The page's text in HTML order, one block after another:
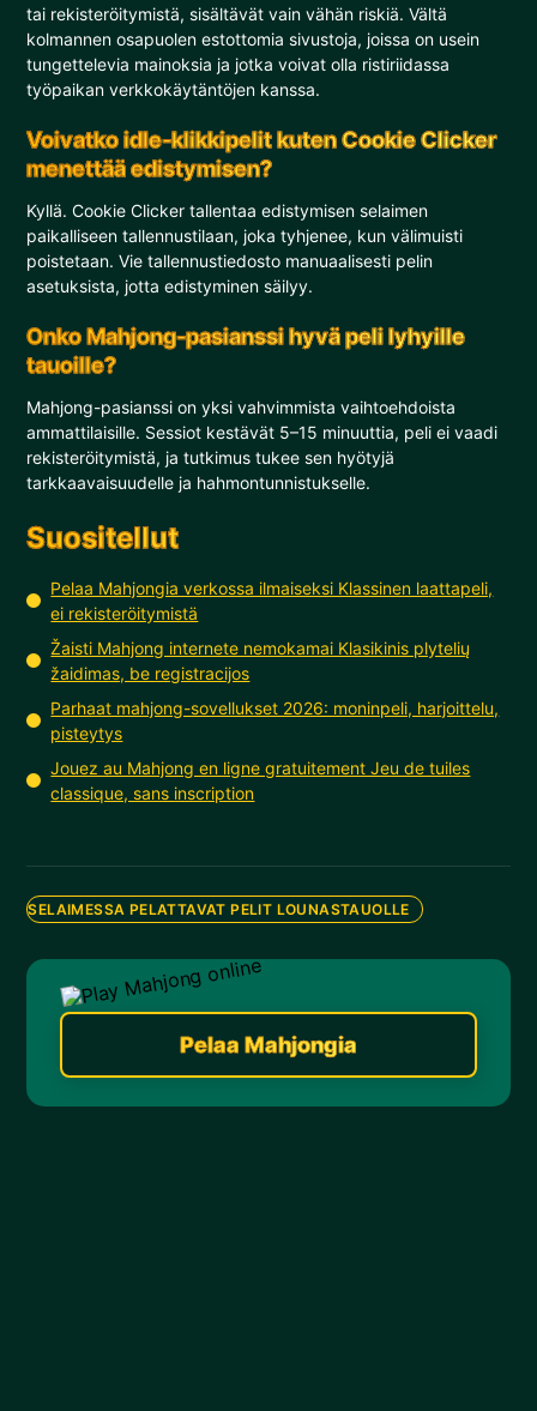
tai rekisteröitymistä, sisältävät vain vähän riskiä. Vältä
kolmannen osapuolen estottomia sivustoja, joissa on usein
tungettelevia mainoksia ja jotka voivat olla ristiriidassa
työpaikan verkkokäytäntöjen kanssa.
Voivatko idle-klikkipelit kuten Cookie Clicker
menettää edistymisen?
Kyllä. Cookie Clicker tallentaa edistymisen selaimen
paikalliseen tallennustilaan, joka tyhjenee, kun välimuisti
poistetaan. Vie tallennustiedosto manuaalisesti pelin
asetuksista, jotta edistyminen säilyy.
Onko Mahjong-pasianssi hyvä peli lyhyille
tauoille?
Mahjong-pasianssi on yksi vahvimmista vaihtoehdoista
ammattilaisille. Sessiot kestävät 5–15 minuuttia, peli ei vaadi
rekisteröitymistä, ja tutkimus tukee sen hyötyjä
tarkkaavaisuudelle ja hahmontunnistukselle.
Suositellut
Pelaa Mahjongia verkossa ilmaiseksi Klassinen laattapeli,
ei rekisteröitymistä
Žaisti Mahjong internete nemokamai Klasikinis plytelių
žaidimas, be registracijos
Parhaat mahjong-sovellukset 2026: moninpeli, harjoittelu,
pisteytys
Jouez au Mahjong en ligne gratuitement Jeu de tuiles
classique, sans inscription
SELAIMESSA PELATTAVAT PELIT LOUNASTAUOLLE
Pelaa Mahjongia